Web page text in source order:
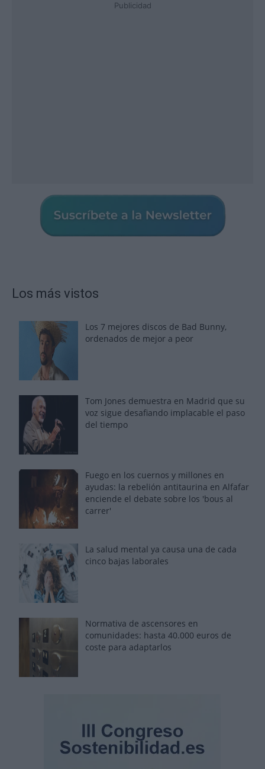
Publicidad
Los más vistos
Los 7 mejores discos de Bad Bunny,
ordenados de mejor a peor
Tom Jones demuestra en Madrid que su
voz sigue desafiando implacable el paso
del tiempo
Fuego en los cuernos y millones en
ayudas: la rebelión antitaurina en Alfafar
enciende el debate sobre los 'bous al
carrer'
La salud mental ya causa una de cada
cinco bajas laborales
Normativa de ascensores en
comunidades: hasta 40.000 euros de
coste para adaptarlos